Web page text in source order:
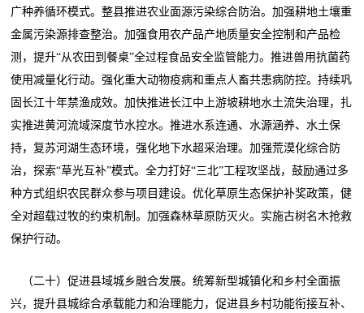
广种养循环模式。整县推进农业面源污染综合防治。加强耕地土壤重
金属污染源排查整治。加强食用农产品产地质量安全控制和产品检
测，提升“从农田到餐桌”全过程食品安全监管能力。推进兽用抗菌药
使用减量化行动。强化重大动物疫病和重点人畜共患病防控。持续巩
固长江十年禁渔成效。加快推进长江中上游坡耕地水土流失治理，扎
实推进黄河流域深度节水控水。推进水系连通、水源涵养、水土保
持，复苏河湖生态环境，强化地下水超采治理。加强荒漠化综合防
治，探索“草光互补”模式。全力打好“三北”工程攻坚战，鼓励通过多
种方式组织农民群众参与项目建设。优化草原生态保护补奖政策，健
全对超载过牧的约束机制。加强森林草原防灭火。实施古树名木抢救
保护行动。
（二十）促进县域城乡融合发展。统筹新型城镇化和乡村全面振
兴，提升县城综合承载能力和治理能力，促进县乡村功能衔接互补、